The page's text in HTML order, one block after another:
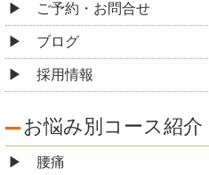
ご予約・お問合せ
ブログ
採用情報
お悩み別コース紹介
腰痛